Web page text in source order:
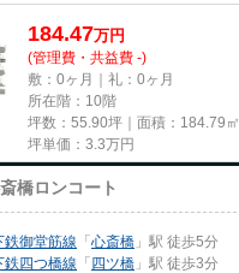
一切...
184.47万円
(管理費・共益費 -)
敷：0ヶ月｜礼：0ヶ月
所在階：10階
坪数：55.90坪｜面積：184.79㎡
坪単価： 3.3万円
橋ロンコート
鉄御堂筋線 「心斎橋 」駅 徒歩5分
鉄四つ橋線 「四ツ橋 」駅 徒歩3分